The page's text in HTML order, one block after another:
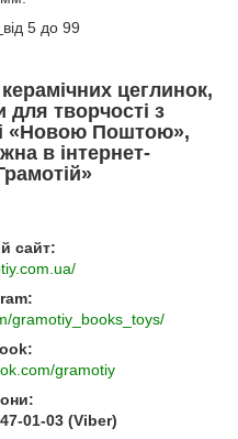
від 5 до 99
цеглинок,
для творчості з
«Новою Поштою»,
в інтернет-
сайт:
gramotiy_books_toys/
gramotiy
01-03 (Viber)